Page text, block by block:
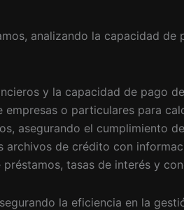
analizando la capacidad
y la capacidad de pago
empresas o particulares para
asegurando el cumplimiento
archivos de crédito con
tasas de interés y
la eficiencia en la